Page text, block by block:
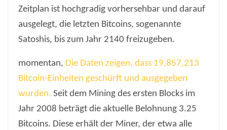
Zeitplan ist hochgradig vorhersehbar und darauf
ausgelegt, die letzten Bitcoins, sogenannte
Satoshis, bis zum Jahr 2140 freizugeben.
momentan, Die Daten zeigen, dass 19,857,213
Bitcoin-Einheiten geschürft und ausgegeben
wurden. Seit dem Mining des ersten Blocks im
Jahr 2008 beträgt die aktuelle Belohnung 3.25
Bitcoins. Diese erhält der Miner, der etwa alle